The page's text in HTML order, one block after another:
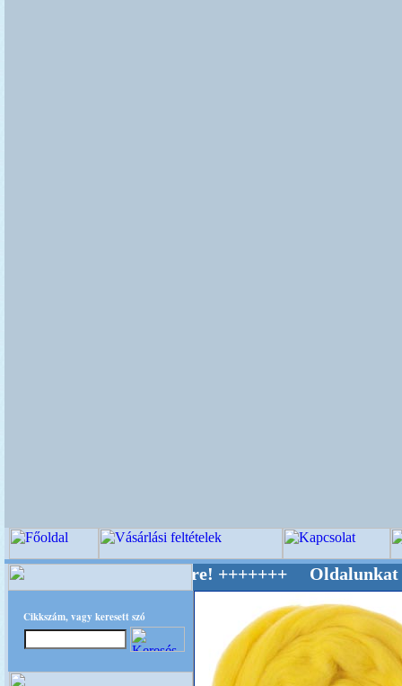
Cikkszám, vagy keresett szó
Világ Mestere! +++++++ Oldalunkat